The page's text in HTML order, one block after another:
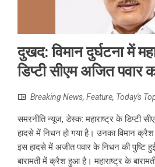
दुखद: विमान दुर्घटना में
डिप्टी सीएम अजित पवार
Breaking News, Feature, Today's
समरनीति न्यूज, डेस्क: महाराष्ट्र के डिप्टी
हादसे में निधन हो गया है। उनका विमान
इस हादसे में अजीत पवार के निधन की पुष्टि
बारामती में क्रैश हुआ है। महाराष्ट्र के